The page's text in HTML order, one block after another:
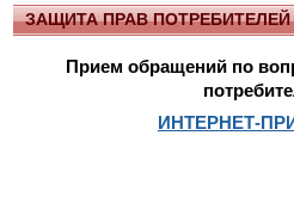
ЗАЩИТА ПРАВ ПОТРЕБИТЕЛЕЙ
Прием обращений по
ИНТЕРНЕТ-